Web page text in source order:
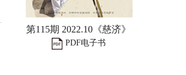
第115期 2022.10《慈济》
PDF电子书